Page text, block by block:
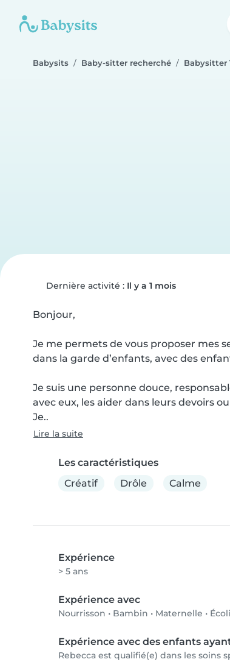
Babysits Baby-sitter recherché Babysitter
Dernière activité : Il y a 1 mois
Bonjour,
Je me permets de vous proposer mes
dans la garde d’enfants, avec des
Je suis une personne douce,
avec eux, les aider dans leurs devoirs
Je..
Lire la suite
Les caractéristiques
Créatif
Drôle Calme
Expérience
> 5 ans
Expérience avec
Nourrisson • Bambin • Maternelle •
Expérience avec des enfants
Rebecca est qualifié(e) dans les soins